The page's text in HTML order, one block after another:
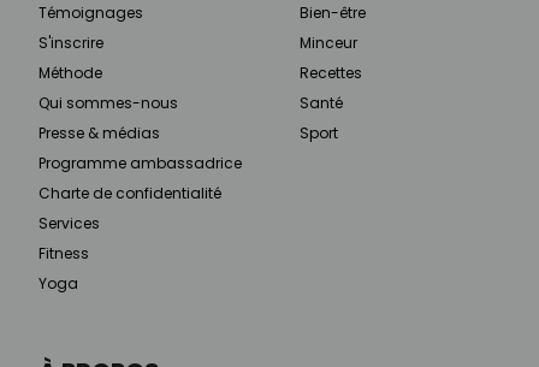
Témoignages
S'inscrire
Méthode
Qui sommes-nous
Presse & médias
Programme ambassadrice
Charte de confidentialité
Services
Fitness
Yoga
Bien-être
Minceur
Recettes
Santé
Sport